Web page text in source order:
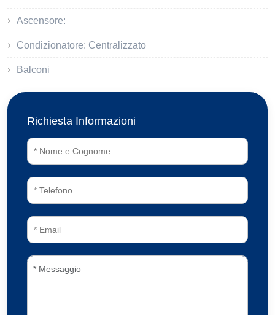
Ascensore:
Condizionatore: Centralizzato
Balconi
Richiesta Informazioni